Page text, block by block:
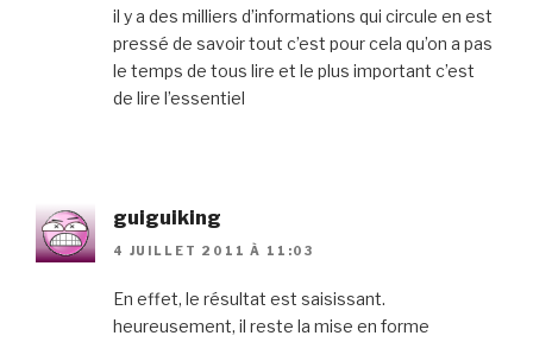
il y a des milliers d’informations qui circule en est
pressé de savoir tout c’est pour cela qu’on a pas
le temps de tous lire et le plus important c’est
de lire l’essentiel
guiguiking
4 JUILLET 2011 À 11:03
En effet, le résultat est saisissant.
heureusement, il reste la mise en forme